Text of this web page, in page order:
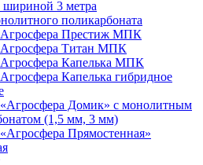
3 метра
поликарбоната
Престиж МПК
Титан МПК
Капелька МПК
Капелька гибридное
Домик» с монолитным
(1,5 мм, 3 мм)
Прямостенная»